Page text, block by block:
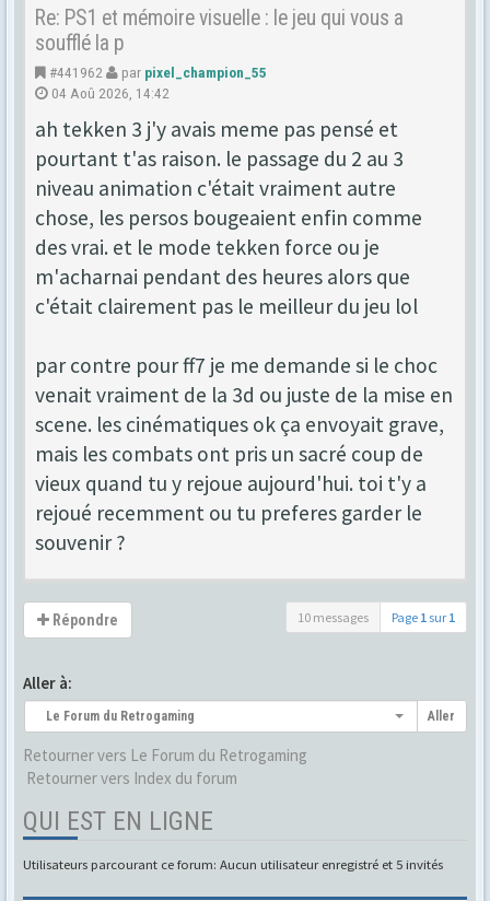
Re: PS1 et mémoire visuelle : le jeu qui vous a
soufflé la p
#441962 par pixel_champion_55
04 Aoû 2026, 14:42
ah tekken 3 j'y avais meme pas pensé et
pourtant t'as raison. le passage du 2 au 3
niveau animation c'était vraiment autre
chose, les persos bougeaient enfin comme
des vrai. et le mode tekken force ou je
m'acharnai pendant des heures alors que
c'était clairement pas le meilleur du jeu lol
par contre pour ff7 je me demande si le choc
venait vraiment de la 3d ou juste de la mise en
scene. les cinématiques ok ça envoyait grave,
mais les combats ont pris un sacré coup de
vieux quand tu y rejoue aujourd'hui. toi t'y a
rejoué recemment ou tu preferes garder le
souvenir ?
Répondre 10 messages Page 1 sur 1
Aller à:
Le Forum du Retrogaming Aller
Retourner vers Le Forum du Retrogaming
Retourner vers Index du forum
QUI EST EN LIGNE
Utilisateurs parcourant ce forum: Aucun utilisateur enregistré et 5 invités